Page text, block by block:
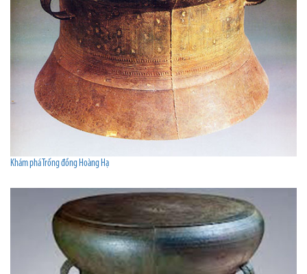
Khám phá Trống đồng Hoàng Hạ